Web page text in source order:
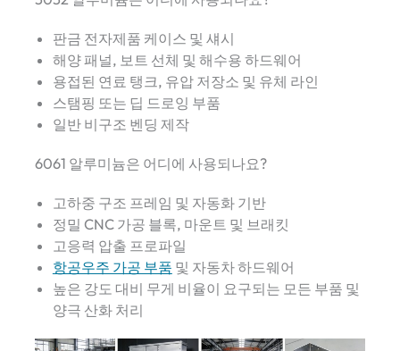
판금 전자제품 케이스 및 섀시
해양 패널, 보트 선체 및 해수용 하드웨어
용접된 연료 탱크, 유압 저장소 및 유체 라인
스탬핑 또는 딥 드로잉 부품
일반 비구조 벤딩 제작
6061 알루미늄은 어디에 사용되나요?
고하중 구조 프레임 및 자동화 기반
정밀 CNC 가공 블록, 마운트 및 브래킷
고응력 압출 프로파일
항공우주 가공 부품 및 자동차 하드웨어
높은 강도 대비 무게 비율이 요구되는 모든 부품 및
양극 산화 처리